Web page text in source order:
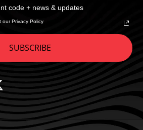
code + news & updates
our Privacy Policy
SUBSCRIBE